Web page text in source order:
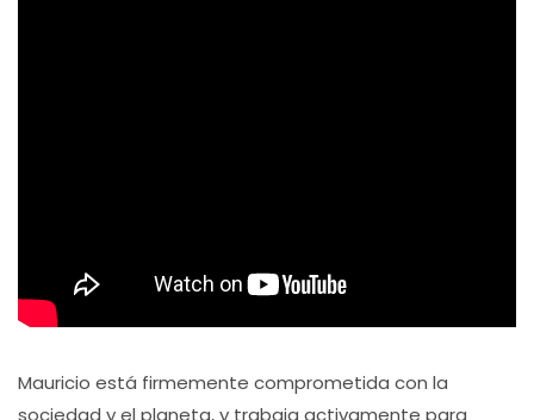
Mauricio está firmemente comprometida con la
sociedad y el planeta, y trabaja activamente para